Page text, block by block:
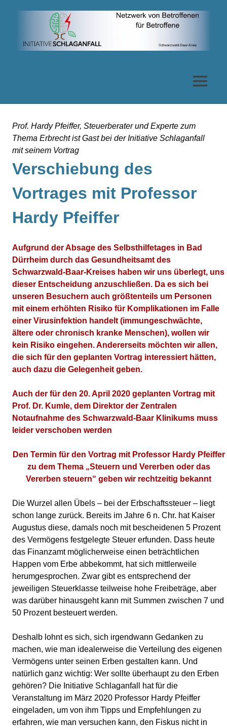
für
Betroffene
MENÜ
Prof. Hardy Pfeiffer, Steuerberater und Experte zum
Thema Erbrecht ist Gast bei der Initiative Schlaganfall
mit seinem Vortrag
Verschiebung des
Vortrages mit Professor
Hardy Pfeiffer
Aufgrund der Absage des Selbsthilfetages in Bad
Dürrheim durch das Gesundheitsamt des
Schwarzwald-Baar-Kreises haben wir uns überlegt, uns
dieser Entscheidung anzuschließen. Da es sich bei
unseren Besuchern auch größtenteils um Personen
mit einem erhöhten Risiko für Komplikationen im Falle
einer Virusinfektion handelt (immungeschwächte,
ältere oder chronisch kranke Menschen), wollen wir
kein Risiko eingehen. Andererseits möchten wir allen,
die sich für den geplanten Vortrag interessiert hätten,
auch dazu die Gelegenheit geben.
Auch der für den 20. April 2020 geplanten Vortrag mit
Prof. Dr. Kumle, dem Direktor der Zentralen
Notaufnahme des Schwarzwald-Baar Klinikums muss
leider verschoben werden
Den Termin für den Vortrag mit Professor Hardy Pfeiffer
zu dem Thema „Steuern und Vererben oder das
Vererben steuern“ geben wir rechtzeitig bekannt
Die Wurzel allen Übels – bei der Erbschaftssteuer – liegt
schon lange zurück. Bereits im Jahre 6 n. Chr. hat Kaiser
Augustus diese, damals noch mit bescheidenen 5 Prozent
des Vermögens festgelegte Steuer erfunden. Dass heute
das Finanzamt möglicherweise einen beträchtlichen
Happen vom Erbe abbekommt, hat sich mittlerweile
herumgesprochen. Zwar gibt es entsprechend der
jeweiligen Steuerklasse teilweise hohe Freibeträge, aber
was darüber hinausgeht kann mit Summen zwischen 7 und
50 Prozent besteuert werden.
Deshalb lohnt es sich, sich irgendwann Gedanken zu
machen, wie man idealerweise die Verteilung des eigenen
Vermögens unter seinen Erben gestalten kann. Und
natürlich ganz wichtig: Wer sollte überhaupt zu den Erben
gehören? Die Initiative Schlaganfall hat für die
Veranstaltung im März 2020 Professor Hardy Pfeiffer
eingeladen, um von ihm Tipps und Empfehlungen zu
erfahren, wie man versuchen kann, den Fiskus nicht in